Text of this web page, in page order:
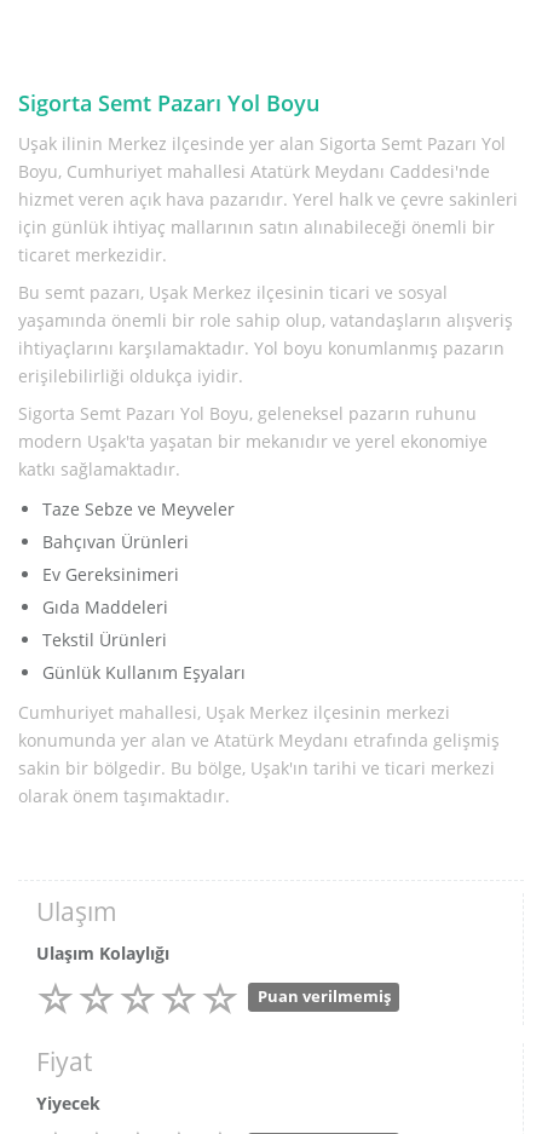
Sigorta Semt Pazarı Yol Boyu
Uşak ilinin Merkez ilçesinde yer alan Sigorta Semt Pazarı Yol
Boyu, Cumhuriyet mahallesi Atatürk Meydanı Caddesi'nde
hizmet veren açık hava pazarıdır. Yerel halk ve çevre sakinleri
için günlük ihtiyaç mallarının satın alınabileceği önemli bir
ticaret merkezidir.
Bu semt pazarı, Uşak Merkez ilçesinin ticari ve sosyal
yaşamında önemli bir role sahip olup, vatandaşların alışveriş
ihtiyaçlarını karşılamaktadır. Yol boyu konumlanmış pazarın
erişilebilirliği oldukça iyidir.
Sigorta Semt Pazarı Yol Boyu, geleneksel pazarın ruhunu
modern Uşak'ta yaşatan bir mekanıdır ve yerel ekonomiye
katkı sağlamaktadır.
Taze Sebze ve Meyveler
Bahçıvan Ürünleri
Ev Gereksinimeri
Gıda Maddeleri
Tekstil Ürünleri
Günlük Kullanım Eşyaları
Cumhuriyet mahallesi, Uşak Merkez ilçesinin merkezi
konumunda yer alan ve Atatürk Meydanı etrafında gelişmiş
sakin bir bölgedir. Bu bölge, Uşak'ın tarihi ve ticari merkezi
olarak önem taşımaktadır.
Ulaşım
Ulaşım Kolaylığı
Puan verilmemiş
Fiyat
Yiyecek